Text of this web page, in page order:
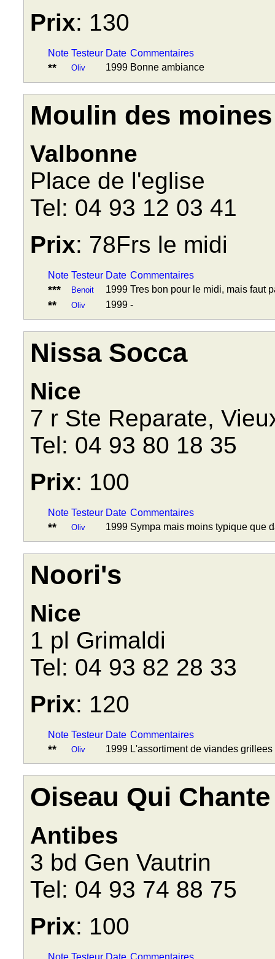
Prix: 130
Note Testeur Date Commentaires
** Oliv 1999 Bonne ambiance
Moulin des
Valbonne
Place de l'eglise
Tel: 04 93 12 03 41
Prix: 78Frs le midi
Note Testeur Date Commentaires
*** Benoit 1999 Tres bon pour le midi, mais faut
** Oliv 1999 -
Nissa Socca
Nice
7 r Ste Reparate,
Tel: 04 93 80 18 35
Prix: 100
Note Testeur Date Commentaires
** Oliv 1999 Sympa mais moins typique que
Noori's
Nice
1 pl Grimaldi
Tel: 04 93 82 28 33
Prix: 120
Note Testeur Date Commentaires
** Oliv 1999 L'assortiment de viandes grillees
Oiseau Qui
Antibes
3 bd Gen Vautrin
Tel: 04 93 74 88 75
Prix: 100
Note Testeur Date Commentaires